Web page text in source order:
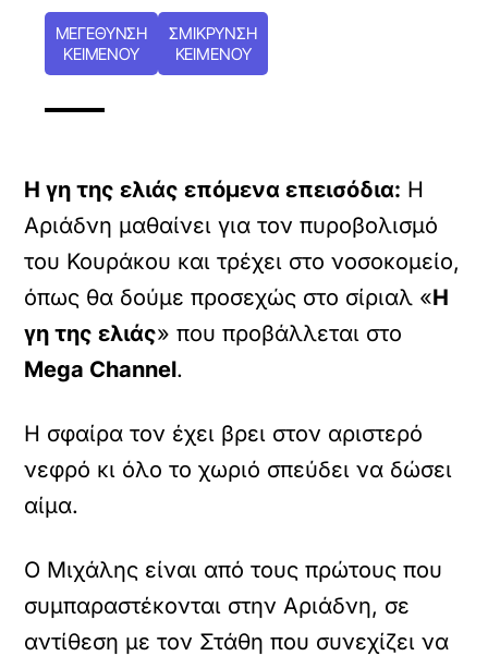
ΜΕΓΕΘΥΝΣΗ
ΚΕΙΜΕΝΟΥ
ΣΜΙΚΡΥΝΣΗ
ΚΕΙΜΕΝΟΥ
Η γη της ελιάς επόμενα επεισόδια: Η
Αριάδνη μαθαίνει για τον πυροβολισμό
του Κουράκου και τρέχει στο νοσοκομείο,
όπως θα δούμε προσεχώς στο σίριαλ «Η
γη της ελιάς» που προβάλλεται στο
Mega Channel.
Η σφαίρα τον έχει βρει στον αριστερό
νεφρό κι όλο το χωριό σπεύδει να δώσει
αίμα.
Ο Μιχάλης είναι από τους πρώτους που
συμπαραστέκονται στην Αριάδνη, σε
αντίθεση με τον Στάθη που συνεχίζει να